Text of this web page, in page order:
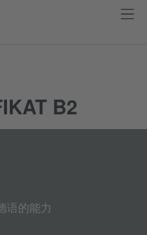
B2
语的能力